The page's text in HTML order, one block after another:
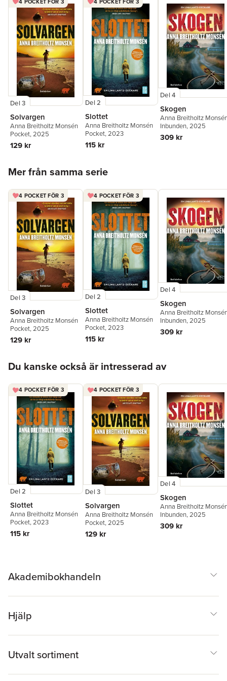
"Det tar inte lång tid innan berättelsen har slagit klorna i mig, för
detta är en stark debut."
- Lotta Olsson, DN
"Boken bjuder på både fina miljöskildringar och intressanta
personporträtt. Förutom att den är spännande, finns här både
galghumor och en omskakande historia."
- Inger Wassenius, BTJ
Del 3
Solvargen
Anna Breitholtz Monsén
Pocket, 2025
129 kr
Del 2
Slottet
Anna Breitholtz Monsén
Pocket, 2023
115 kr
Del 4
Skogen
Anna Breitholtz
Inbunden, 2025
309 kr
Mer från samma serie
4 POCKET FÖR 3
Del 3
Solvargen
Anna Breitholtz Monsén
Pocket, 2025
129 kr
4 POCKET FÖR 3
Del 2
Slottet
Anna Breitholtz Monsén
Pocket, 2023
115 kr
Del 4
Skogen
Anna Breitholtz
Inbunden, 2025
309 kr
Du kanske också är intresserad av
4 POCKET FÖR 3
Del 2
Slottet
Anna Breitholtz Monsén
Pocket, 2023
115 kr
4 POCKET FÖR 3
Del 3
Solvargen
Anna Breitholtz Monsén
Pocket, 2025
129 kr
Del 4
Skogen
Anna Breitholtz
Inbunden, 2025
309 kr
Akademibokhandeln
Hjälp
Utvalt sortiment